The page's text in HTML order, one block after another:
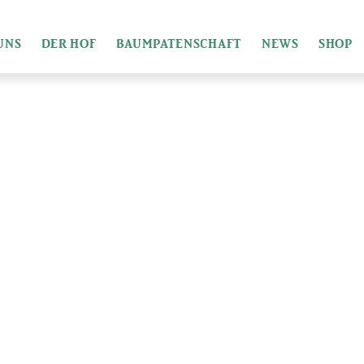
DER HOF BAUMPATENSCHAFT NEWS SHOP